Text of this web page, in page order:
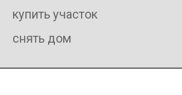
купить участок
снять дом